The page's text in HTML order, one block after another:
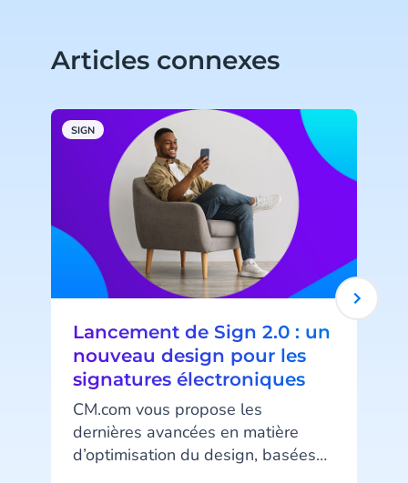
Articles connexes
SIGN
Lancement de Sign 2.0 : un
nouveau design pour les
signatures électroniques
CM.com vous propose les
dernières avancées en matière
d’optimisation du design, basées